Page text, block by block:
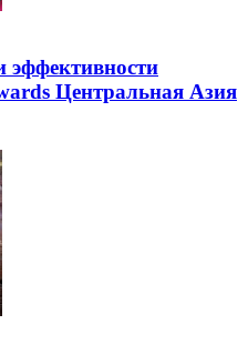
Центральная Азия